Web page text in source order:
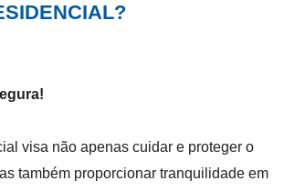
visa não apenas cuidar e proteger o
também proporcionar tranquilidade em